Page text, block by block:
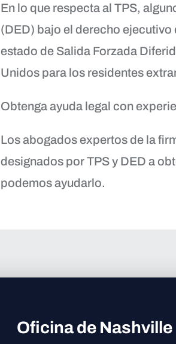
En lo que respecta al TPS,
(DED) bajo el derecho
estado de Salida Forzada
Unidos para los residentes
Obtenga ayuda legal con
Los abogados expertos de la
designados por TPS y DED a
podemos ayudarlo.
Oficina de Nashville